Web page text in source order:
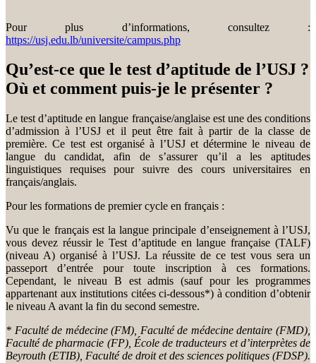
Pour plus d’informations, consultez :
https://usj.edu.lb/universite/campus.php
Qu’est-ce que le test d’aptitude de l’USJ ?
Où et comment puis-je le présenter ?
Le test d’aptitude en langue française/anglaise est une des conditions
d’admission à l’USJ et il peut être fait à partir de la classe de
première. Ce test est organisé à l’USJ et détermine le niveau de
langue du candidat, afin de s’assurer qu’il a les aptitudes
linguistiques requises pour suivre des cours universitaires en
français/anglais.
Pour les formations de premier cycle en français :
Vu que le français est la langue principale d’enseignement à l’USJ,
vous devez réussir le Test d’aptitude en langue française (TALF)
(niveau A) organisé à l’USJ. La réussite de ce test vous sera un
passeport d’entrée pour toute inscription à ces formations.
Cependant, le niveau B est admis (sauf pour les programmes
appartenant aux institutions citées ci-dessous*) à condition d’obtenir
le niveau A avant la fin du second semestre.
* Faculté de médecine (FM), Faculté de médecine dentaire (FMD),
Faculté de pharmacie (FP), École de traducteurs et d’interprètes de
Beyrouth (ETIB), Faculté de droit et des sciences politiques (FDSP).